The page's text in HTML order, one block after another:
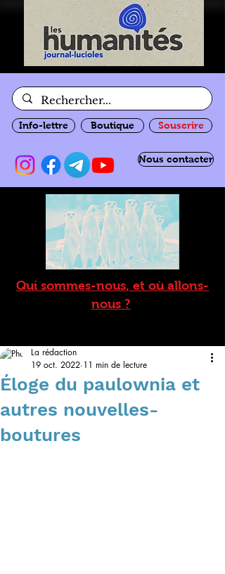
Info-lettre Boutique Souscrire
Nous contacter
Qui sommes-nous, et où allons-
nous ?
Éloge du paulownia et
autres nouvelles-
boutures
La rédaction
19 oct. 2022 11 min de lecture